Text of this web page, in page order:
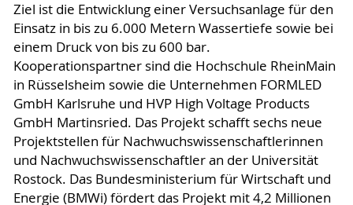
Ziel ist die Entwicklung einer Versuchsanlage für den
Einsatz in bis zu 6.000 Metern Wassertiefe sowie bei
einem Druck von bis zu 600 bar.
Kooperationspartner sind die Hochschule RheinMain
in Rüsselsheim sowie die Unternehmen FORMLED
GmbH Karlsruhe und HVP High Voltage Products
GmbH Martinsried. Das Projekt schafft sechs neue
Projektstellen für Nachwuchswissenschaftlerinnen
und Nachwuchswissenschaftler an der Universität
Rostock. Das Bundesministerium für Wirtschaft und
Energie (BMWi) fördert das Projekt mit 4,2 Millionen